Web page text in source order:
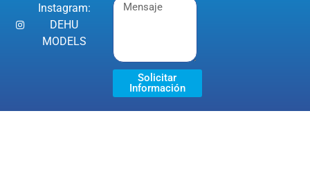
Instagram:
DEHU
MODELS
Solicitar
Información